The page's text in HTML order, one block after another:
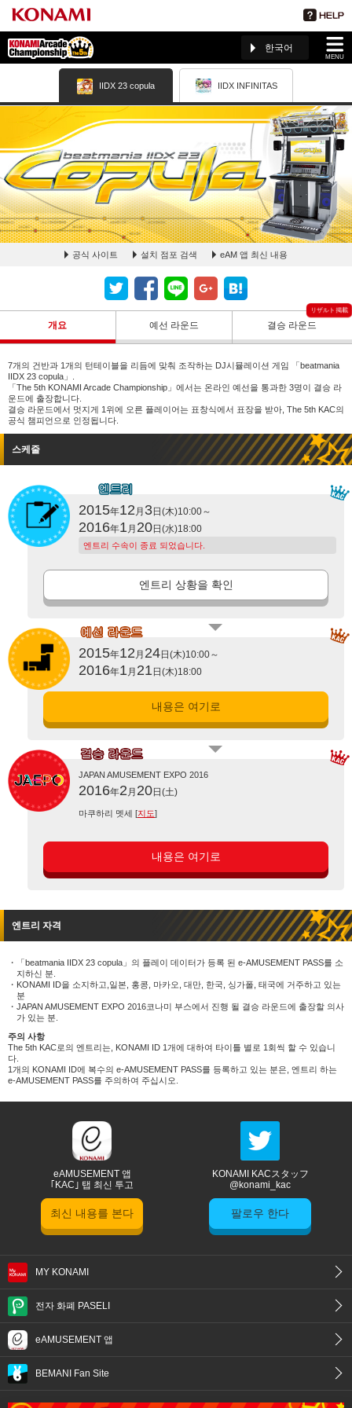
MENU
한국어
IIDX 23 copula IIDX INFINITAS
공식 사이트 설치 점포 검색 eAM 앱 최신 내용
개요 예선 라운드 결승 라운드
7개의 건반과 1개의 턴테이블을 리듬에 맞춰 조작하는 DJ시뮬레이션 게임 「beatmania
IIDX 23 copula」.
「The 5th KONAMI Arcade Championship」에서는 온라인 예선을 통과한 3명이 결승 라
운드에 출장합니다.
결승 라운드에서 멋지게 1위에 오른 플레이어는 표창식에서 표장을 받아, The 5th KAC의
공식 챔피언으로 인정됩니다.
스케줄
2015年12 月 3日(木)10:00～
2016年1 月 20日(水)18:00
엔트리 수속이 종료 되었습니다.
엔트리 상황을 확인
2015年12 月 24日(木)10:00～
2016年1 月 21 日(木)18:00
내용은 여기로
JAPAN AMUSEMENT EXPO 2016
2016年2 月 20日(土)
마쿠하리 멧세 [지도]
내용은 여기로
엔트리 자격
「beatmania IIDX 23 copula」의 플레이 데이터가 등록 된 e-AMUSEMENT PASS를 소
지하신 분.
KONAMI ID을 소지하고,일본, 홍콩, 마카오, 대만, 한국, 싱가폴, 태국에 거주하고 있는
분
JAPAN AMUSEMENT EXPO 2016코나미 부스에서 진행 될 결승 라운드에 출장할 의사
가 있는 분.
주의 사항
The 5th KAC로의 엔트리는, KONAMI ID 1개에 대하여 타이틀 별로 1회씩 할 수 있습니
다.
1개의 KONAMI ID에 복수의 e-AMUSEMENT PASS를 등록하고 있는 분은, 엔트리 하는
e-AMUSEMENT PASS를 주의하여 주십시오.
eAMUSEMENT 앱
｢KAC｣ 탭 최신 투고
최신 내용를 본다
KONAMI KACスタッフ
@konami_kac
팔로우 한다
MY KONAMI
전자 화폐 PASELI
eAMUSEMENT 앱
BEMANI Fan Site